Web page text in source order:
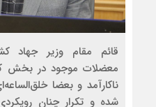
قائم مقام وزیر جهاد
معضلات موجود در بخش
ناکارآمد و بعضا
شده و تکرار چنان